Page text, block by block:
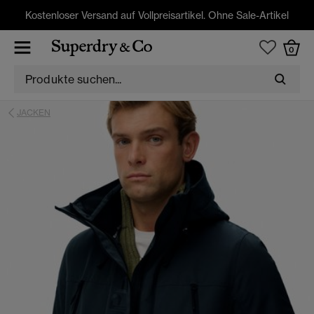
Kostenloser Versand auf Vollpreisartikel. Ohne Sale-Artikel
0
JACKEN